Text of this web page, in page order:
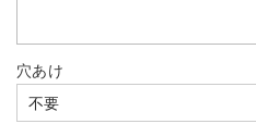
穴あけ